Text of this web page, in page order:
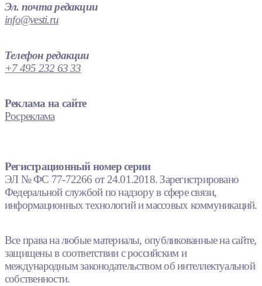
Эл. почта редакции
info@vesti.ru
Телефон редакции
+7 495 232 63 33
Реклама на сайте
Росреклама
Регистрационный номер серии
ЭЛ № ФС 77-72266 от 24.01.2018. Зарегистрировано
Федеральной службой по надзору в сфере связи,
информационных технологий и массовых коммуникаций.
Все права на любые материалы, опубликованные на сайте,
защищены в соответствии с российским и
международным законодательством об интеллектуальной
собственности.